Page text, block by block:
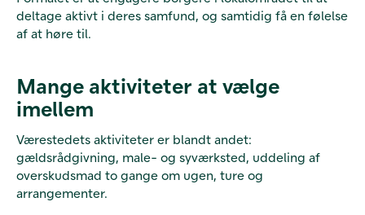
deltage aktivt i deres samfund, og samtidig få en følelse
af at høre til.
Mange aktiviteter at vælge
imellem
Værestedets aktiviteter er blandt andet:
gældsrådgivning, male- og syværksted, uddeling af
overskudsmad to gange om ugen, ture og
arrangementer.